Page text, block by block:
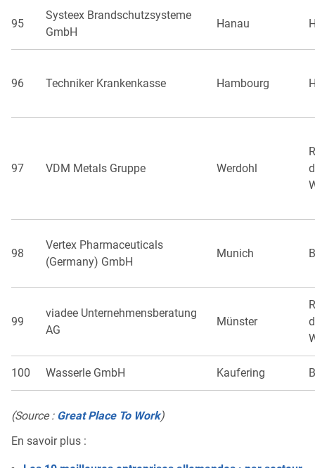
95
Systeex Brandschutzsysteme
GmbH
Hanau
96 Techniker Krankenkasse Hambourg
97 VDM Metals Gruppe Werdohl
98
Vertex Pharmaceuticals
(Germany) GmbH
Munich
99
viadee Unternehmensberatung
AG
Münster
100 Wasserle GmbH Kaufering
(Source : Great Place To Work)
En savoir plus :